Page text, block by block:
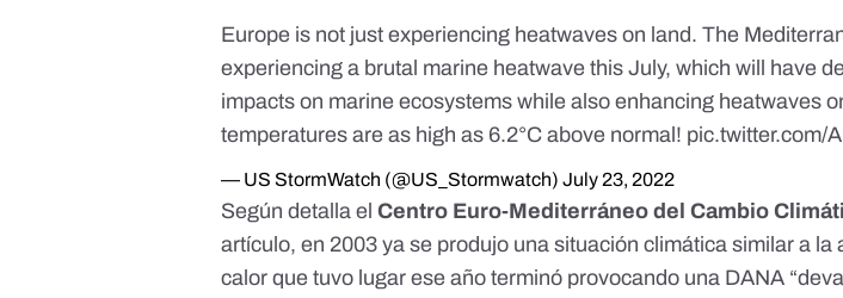
Europe is not just experiencing heatwaves on land. The
experiencing a brutal marine heatwave this July, which will have
impacts on marine ecosystems while also enhancing heatwaves
temperatures are as high as 6.2°C above normal! pic.twitter.com/
— US StormWatch (@US_Stormwatch)July 23, 2022
Según detalla elCentro Euro-Mediterráneo del Cambio
artículo, en 2003 ya se produjo una situación climática similar a la
calor que tuvo lugar ese año terminó provocando una DANA